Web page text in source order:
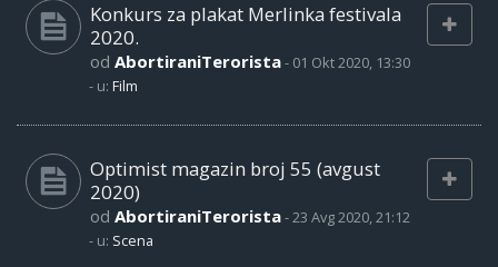
Konkurs za plakat Merlinka festivala
2020.
od AbortiraniTerorista- 01 Okt 2020, 13:30
- u: Film
Optimist magazin broj 55 (avgust
2020)
od AbortiraniTerorista-23 Avg 2020, 21:12
- u: Scena